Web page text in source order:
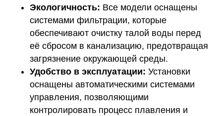
Экологичность: Все модели оснащены
системами фильтрации, которые
обеспечивают очистку талой воды перед
её сбросом в канализацию, предотвращая
загрязнение окружающей среды.
Удобство в эксплуатации: Установки
оснащены автоматическими системами
управления, позволяющими
контролировать процесс плавления и